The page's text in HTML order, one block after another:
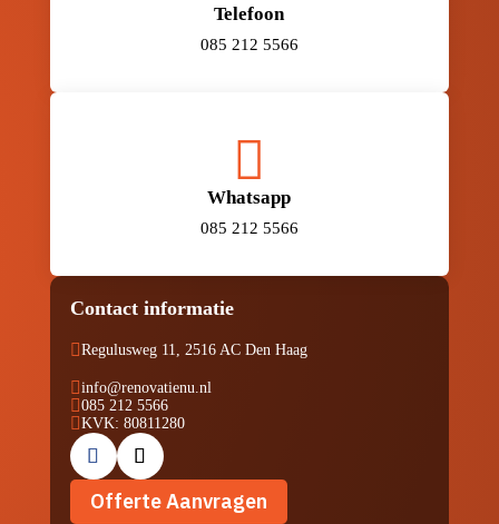
Telefoon
085 212 5566

Whatsapp
085 212 5566
Contact informatie
Regulusweg 11, 2516 AC Den Haag
info@renovatienu.nl
085 212 5566
 KVK: 80811280
Offerte Aanvragen